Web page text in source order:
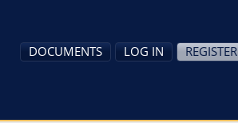
DOCUMENTS LOG IN REGISTER